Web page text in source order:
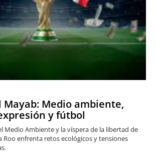
Mayab: Medio ambiente,
y fútbol
Medio Ambiente y la víspera de la libertad de
Roo enfrenta retos ecológicos y tensiones